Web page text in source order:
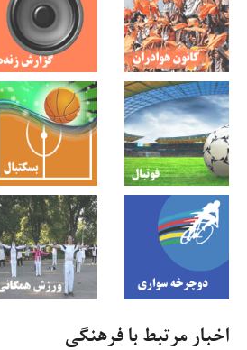
اخبار مرتبط با فرهنگی